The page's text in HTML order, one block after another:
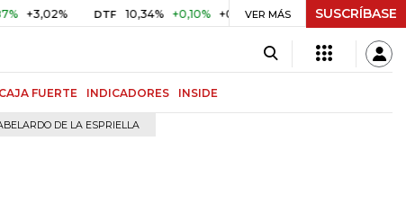
DTF 10,34% +0,10% +0,98% UVR $ 416,91 +$ 0,05
VER MÁS SUSCRÍBASE
CAJA FUERTE INDICADORES INSIDE
DE LA ESPRIELLA